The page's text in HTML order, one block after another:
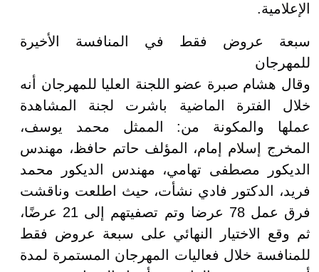
الإعلامية.
سبعة عروض فقط في المنافسة الأخيرة
للمهرجان
وقال هشام صبرة عضو اللجنة العليا للمهرجان أنه
خلال الفترة الماضية باشرت لجنة المشاهدة
عملها والمكونة من: الممثل محمد يوسف،
المخرج إسلام إمام، المؤلف حاتم حافظ، مهندس
الديكور مصطفى تهامي، مهندس الديكور محمد
فريد، الدكتور فادي نشأت، حيث اطلعت وناقشت
فرق عمل 78 عرضا وتم تصفيتهم إلى 21 عرضًا،
ثم وقع الاختيار النهائي على سبعة عروض فقط
للمنافسة خلال فعاليات المهرجان المستمرة لمدة